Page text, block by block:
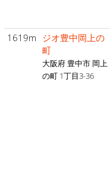
1619m ジオ豊中岡上の
町
大阪府 豊中市 岡上
の町 1丁目3-36